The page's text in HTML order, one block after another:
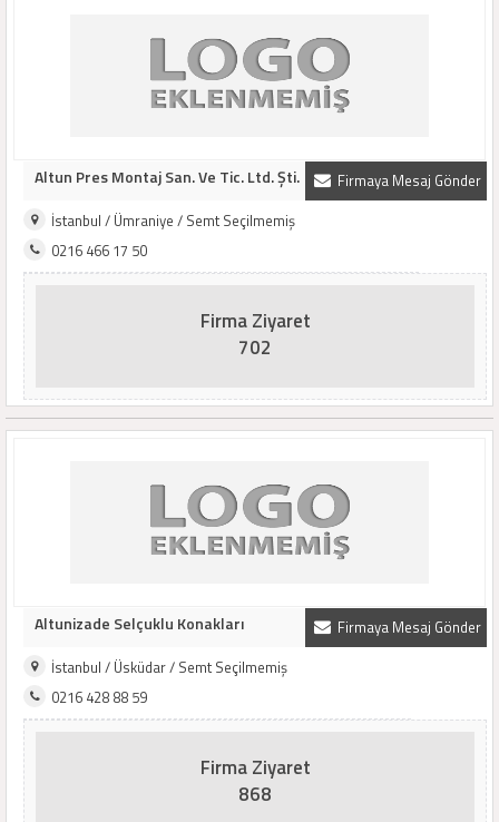
Firmaya Mesaj Gönder
Altun Pres Montaj San. Ve Tic. Ltd. Şti.
İstanbul / Ümraniye / Semt Seçilmemiş
0216 466 17 50
Firma Ziyaret
702
Firmaya Mesaj Gönder
Altunizade Selçuklu Konakları
İstanbul / Üsküdar / Semt Seçilmemiş
0216 428 88 59
Firma Ziyaret
868